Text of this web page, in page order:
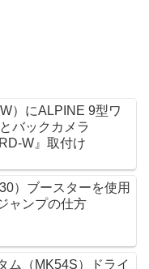
）にALPINE 9型ワ
バックカメラ
W』取付け
）ブースターを使用
ャンプの仕方
ム（MK54S）ドライ